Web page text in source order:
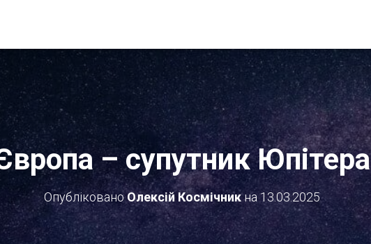
– супутник Юпітера
ОпублікованоОлексій Космічникна 13.03.2025